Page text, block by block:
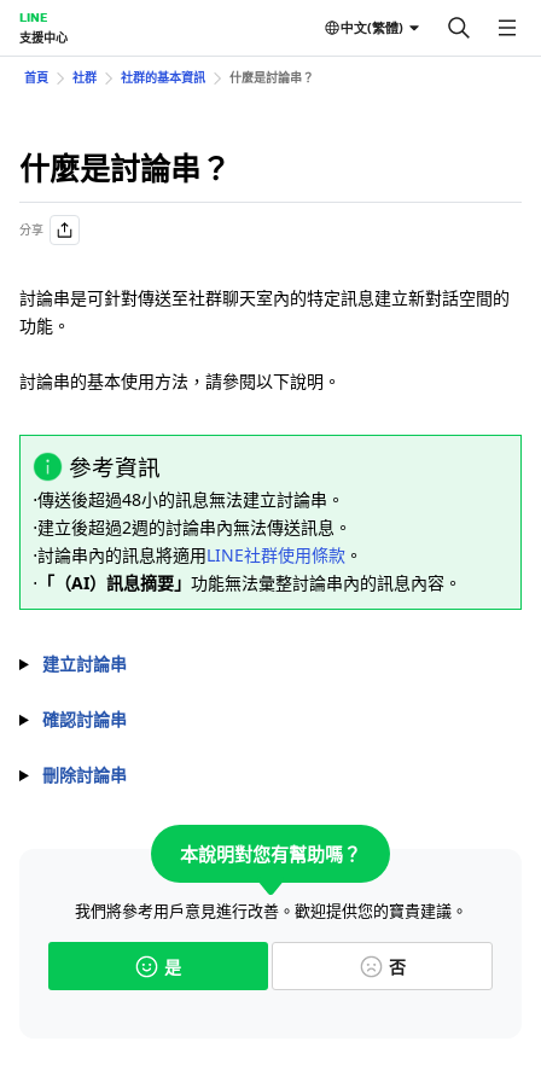
LINE
支援中心
中文(繁體)
首頁 社群 社群的基本資訊 什麼是討論串？
什麼是討論串？
分享
討論串是可針對傳送至社群聊天室內的特定訊息建立新對話空間的
功能。
討論串的基本使用方法，請參閱以下說明。
參考資訊
⋅傳送後超過48小的訊息無法建立討論串。
⋅建立後超過2週的討論串內無法傳送訊息。
⋅討論串內的訊息將適用LINE社群使用條款 。
⋅ 「（AI）訊息摘要」 功能無法彙整討論串內的訊息內容。
建立討論串
確認討論串
刪除討論串
本說明對您有幫助嗎？
我們將參考用戶意見進行改善。歡迎提供您的寶貴建議。
是 否